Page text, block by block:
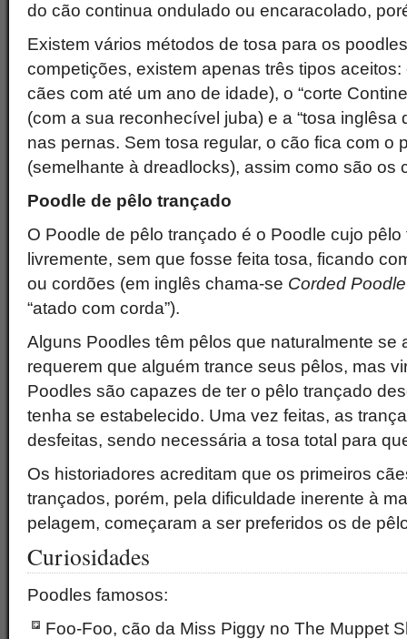
do cão continua ondulado ou encaracolado,
Existem vários métodos de tosa para os
competições, existem apenas três tipos
cães com até um ano de idade), o “corte
(com a sua reconhecível juba) e a “tosa inglêsa
nas pernas. Sem tosa regular, o cão fica com o
(semelhante à dreadlocks), assim como são os
Poodle de pêlo trançado
O Poodle de pêlo trançado é o Poodle cujo
livremente, sem que fosse feita tosa, ficando
ou cordões (em inglês chama-se Corded Poodle
“atado com corda”).
Alguns Poodles têm pêlos que naturalmente se
requerem que alguém trance seus pêlos, mas
Poodles são capazes de ter o pêlo trançado
tenha se estabelecido. Uma vez feitas, as
desfeitas, sendo necessária a tosa total para
Os historiadores acreditam que os primeiros
trançados, porém, pela dificuldade inerente à
pelagem, começaram a ser preferidos os de
Curiosidades
Poodles famosos:
Foo-Foo, cão da Miss Piggy no The Muppet